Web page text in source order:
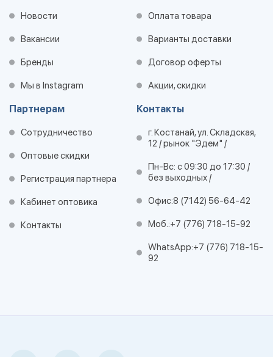
Новости
Вакансии
Бренды
Мы в Instagram
Оплата товара
Варианты доставки
Договор оферты
Акции, скидки
Партнерам
Сотрудничество
Оптовые скидки
Регистрация партнера
Кабинет оптовика
Контакты
Контакты
г. Костанай, ул. Складская,
12 / рынок "Эдем" /
Пн-Вс: с 09:30 до 17:30 /
без выходных /
Офис:8 (7142) 56-64-42
Моб.:+7 (776) 718-15-92
WhatsApp:+7 (776) 718-15-
92